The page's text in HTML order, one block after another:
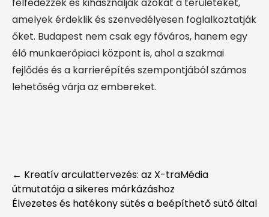
amelyek érdeklik és szenvedélyesen foglalkoztatják
őket. Budapest nem csak egy főváros, hanem egy
élő munkaerőpiaci központ is, ahol a szakmai
fejlődés és a karrierépítés szempontjából számos
lehetőség várja az embereket.
Post
navigation
← Kreatív arculattervezés: az X-traMédia
útmutatója a sikeres márkázáshoz
Élvezetes és hatékony sütés a beépíthető sütő által